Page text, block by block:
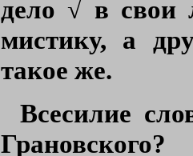
дело √ в свои
мистику, а
такое же.
Всесилие
Грановского?